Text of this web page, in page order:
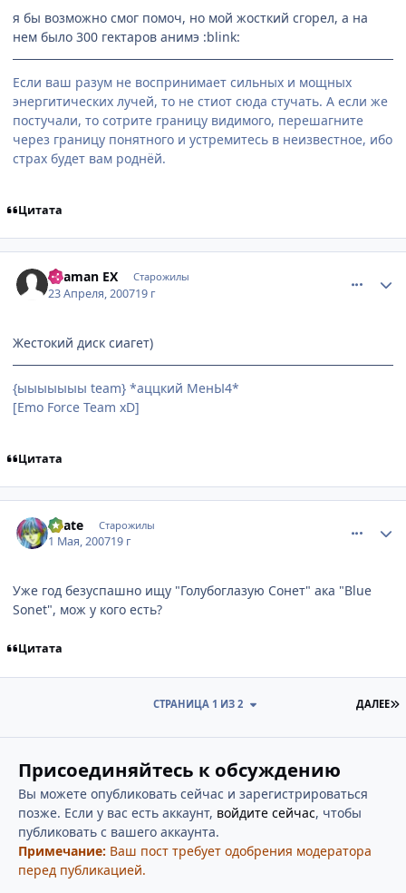
я бы возможно смог помоч, но мой жосткий сгорел, а на
нем было 300 гектаров анимэ :blink:
Если ваш разум не воспринимает сильных и мощных
энергитических лучей, то не стиот сюда стучать. А если же
постучали, то сотрите границу видимого, перешагните
через границу понятного и устремитесь в неизвестное, ибо
страх будет вам роднёй.
Цитата
Shaman EX Старожилы
23 Апреля, 200719 г
Жестокий диск сиагет)
{ыыыыыыы team} *аццкий МенЫ4*
[Emo Force Team xD]
Цитата
Skate Старожилы
1 Мая, 200719 г
Уже год безуспашно ищу "Голубоглазую Сонет" ака "Blue
Sonet", мож у кого есть?
Цитата
ДАЛЕЕ
СТРАНИЦА 1 ИЗ 2
Присоединяйтесь к обсуждению
Вы можете опубликовать сейчас и зарегистрироваться
позже. Если у вас есть аккаунт, войдите сейчас, чтобы
публиковать с вашего аккаунта.
Примечание: Ваш пост требует одобрения модератора
перед публикацией.